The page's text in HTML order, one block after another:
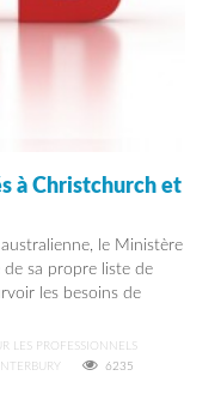
à Christchurch et
le Ministère
de sa propre liste de
les besoins de
LES PROFESSIONNELS
6235